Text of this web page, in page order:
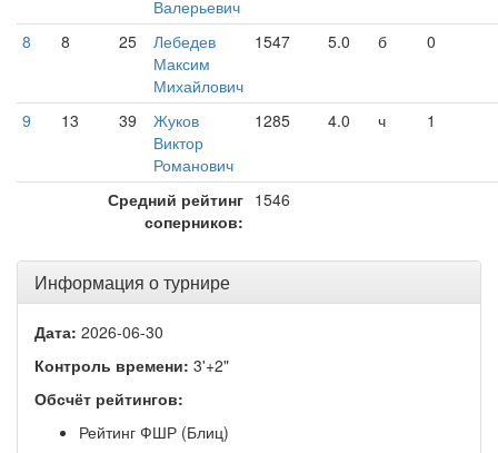
Валерьевич
8 8 25
Лебедев
Максим
Михайлович
1547 5.0 б 0
9 13 39
Жуков
Виктор
Романович
1285 4.0 ч 1
Средний рейтинг
соперников:
1546
Информация о турнире
Дата: 2026-06-30
Контроль времени: 3'+2"
Обсчёт рейтингов:
Рейтинг ФШР (Блиц)